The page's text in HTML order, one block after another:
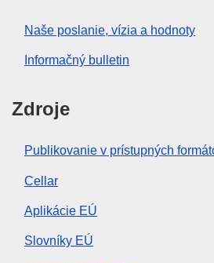
Naše poslanie, vízia a hodnoty
Informačný bulletin
Zdroje
Publikovanie v prístupných
Cellar
Aplikácie EÚ
Slovníky EÚ